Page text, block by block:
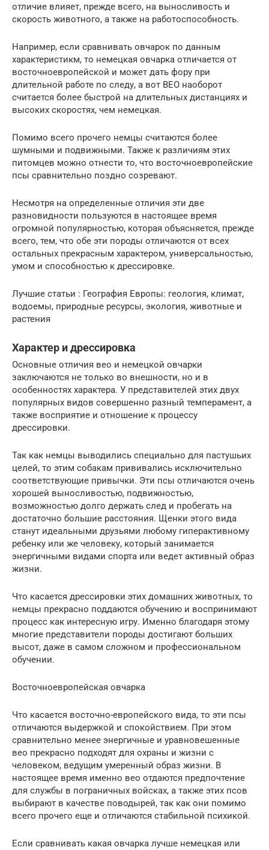
отличие влияет, прежде всего, на выносливость и
скорость животного, а также на работоспособность.
Например, если сравнивать овчарок по данным
характеристикм, то немецкая овчарка отличается от
восточноевропейской и может дать фору при
длительной работе по следу, а вот ВЕО наоборот
считается более быстрой на длительных дистанциях и
высоких скоростях, чем немецкая.
Помимо всего прочего немцы считаются более
шумными и подвижными. Также к различиям этих
питомцев можно отнести то, что восточноевропейские
псы сравнительно поздно созревают.
Несмотря на определенные отличия эти две
разновидности пользуются в настоящее время
огромной популярностью, которая объясняется, прежде
всего, тем, что обе эти породы отличаются от всех
остальных прекрасным характером, универсальностью,
умом и способностью к дрессировке.
Лучшие статьи : География Европы: геология, климат,
водоемы, природные ресурсы, экология, животные и
растения
Характер и дрессировка
Основные отличия вео и немецкой овчарки
заключаются не только во внешности, но и в
особенностях характера. У представителей этих двух
популярных видов совершенно разный темперамент, а
также восприятие и отношение к процессу
дрессировки.
Так как немцы выводились специально для пастушьих
целей, то этим собакам прививались исключительно
соответствующие привычки. Эти псы отличаются очень
хорошей выносливостью, подвижностью,
возможностью долго держать след и пробегать на
достаточно большие расстояния. Щенки этого вида
станут идеальными друзьями любому гиперактивному
ребенку или же человеку, который занимается
энергичными видами спорта или ведет активный образ
жизни.
Что касается дрессировки этих домашних животных, то
немцы прекрасно поддаются обучению и воспринимают
процесс как интересную игру. Именно благодаря этому
многие представители породы достигают больших
высот, даже в самом сложном и профессиональном
обучении.
Восточноевропейская овчарка
Что касается восточно-европейского вида, то эти псы
отличаются выдержкой и спокойствием. При этом
сравнительно менее энергичные и уравновешенные
вео прекрасно подходят для охраны и жизни с
человеком, ведущим умеренный образ жизни. В
настоящее время именно вео отдаются предпочтение
для службы в пограничных войсках, а также этих псов
выбирают в качестве поводырей, так как они помимо
всего прочего еще и отличаются стабильной психикой.
Если сравнивать какая овчарка лучше немецкая или